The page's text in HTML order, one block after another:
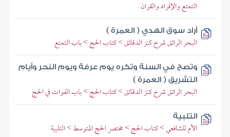
التمتع والإفراد والقران
أراد سوق الهدي ( العمرة )
البحر الرائق شرح كنز الدقائق > كتاب الحج > باب التمتع
وتصح في السنة وتكره يوم عرفة ويوم النحر وأيام
التشريق ( العمرة )
البحر الرائق شرح كنز الدقائق > كتاب الحج > باب الفوات في الحج
التلبية
الأم للشافعي > كتاب الحج > مختصر الحج المتوسط > التلبية